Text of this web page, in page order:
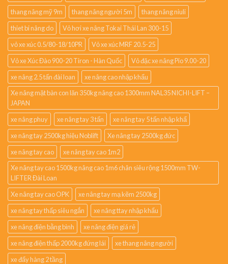
thang nâng mỹ 9m
thang nâng người 5m
thang nâng niuli
thiet bi nâng do
Vỏ hơi xe nâng Tokai Thái Lan 300-15
vỏ xe xúc 0.5/80-18/10PR
Vỏ xe xúc MRF 20.5-25
Vỏ xe Xúc Đào 900-20 Tiron - Hàn Quốc
Vỏ đặc xe nâng Pio 9.00-20
xe nâng 2.5 tấn đài loan
xe nâng cao nhập khẩu
Xe nâng mặt bàn con lăn 350kg nâng cao 1300mm NAL35 NICHI-LIFT –
JAPAN
xe nâng phuy
xe nâng tay 3 tấn
xe nâng tay 5 tấn nhập khẩ
xe nâng tay 2500kg hiệu Noblift
Xe nâng tay 2500kg đức
xe nâng tay cao
xe nâng tay cao 1m2
Xe nâng tay cao 1500kg nâng cao 1m6 chân siêu rộng 1500mm TW-
LIFTER Đài Loan
Xe nâng tay cao OPK
xe nâng tay mạ kẽm 2500kg
xe nâng tay thấp siêu ngắn
xe nâng ttay nhập khẩu
xe nâng điện bằng bình
xe nâng điện giá rẻ
xe nâng điện thấp 2000kg đứng lái
xe thang nâng người
xe đẩy hàng 2 tầng